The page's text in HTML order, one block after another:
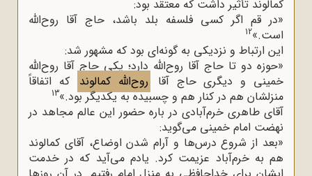
کمالوند تأثیر داشت که معتقد بود:
«در قم اگر کسی فلسفه بلد باشد، حاج آقا روح‌الله
است.»12
این ارتباط و نزدیکی به گونه‌ای بود که مشهور شد:
«حوزه دو تا حاج آقا روح‌الله دارد؛ یکی حاج آقا روح‌الله
خمینی و دیگری حاج آقا
روح‌الله کمالوند که اتفاقاً
منزلشان هم در کنار هم و چسبیده به یکدیگر بود.»13
آقای طاهری خرم‌آبادی در باره حضور این عالم مجاهد در
نهضت امام خمینى می‌گوید:
«بعد از شروع درس‌ها و آرام شدن اوضاع، آقای کمالوند
هم به خرم‌آباد عزیمت کرد. یادم می‌آید که در خدمت